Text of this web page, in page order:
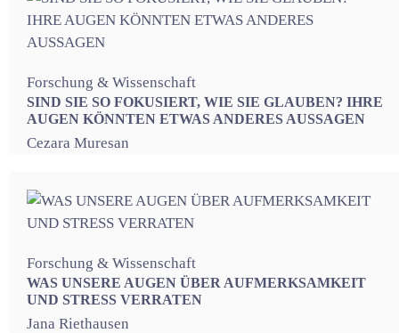
Forschung & Wissenschaft
SIND SIE SO FOKUSIERT, WIE SIE GLAUBEN? IHRE
AUGEN KÖNNTEN ETWAS ANDERES AUSSAGEN
Cezara Muresan
Forschung & Wissenschaft
WAS UNSERE AUGEN ÜBER AUFMERKSAMKEIT
UND STRESS VERRATEN
Jana Riethausen